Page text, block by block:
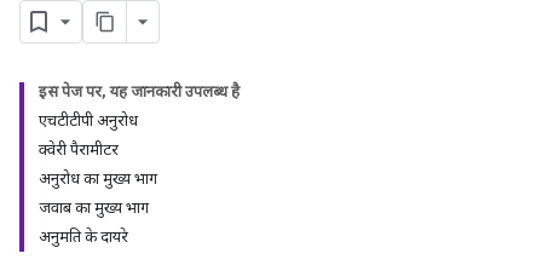
इस पेज पर, यह जानकारी उपलब्ध है
एचटीटीपी अनुरोध
क्वेरी पैरामीटर
अनुरोध का मुख्य भाग
जवाब का मुख्य भाग
अनुमति के दायरे